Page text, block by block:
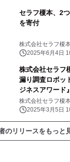
セラフ榎本、2
を寄付
株式会社セラフ榎
2025年6月4日
株式会社セラフ
漏り調査ロボッ
ジネスアワード
賞
株式会社セラフ榎
2025年3月5日
のリリースをもっと